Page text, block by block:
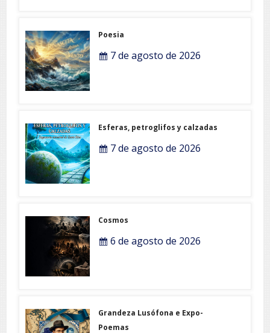
Poesia
7 de agosto de 2026
Esferas, petroglifos y calzadas
7 de agosto de 2026
Cosmos
6 de agosto de 2026
Grandeza Lusófona e Expo-
Poemas